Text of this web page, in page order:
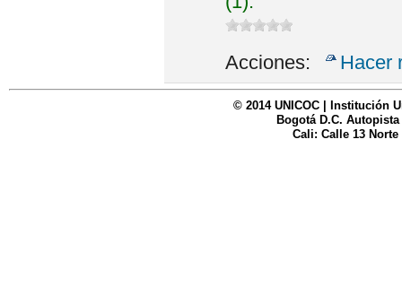
Acciones: Hacer
© 2014 UNICOC | Institución
Bogotá D.C. Autopista
Cali: Calle 13 Norte